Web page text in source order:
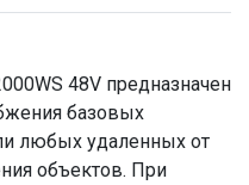
48V предназначен
базовых
любых удаленных от
объектов. При